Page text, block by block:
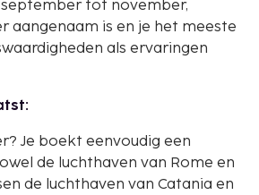
tot november,
aangenaam is en je het meeste
als ervaringen
Je boekt eenvoudig een
de luchthaven van Rome en
de luchthaven van Catania en